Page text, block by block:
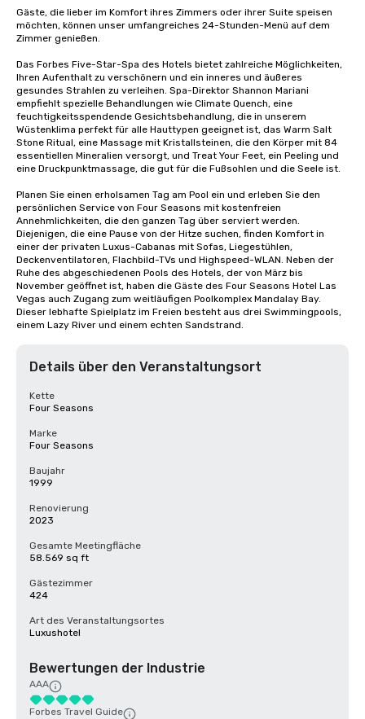
Gäste, die lieber im Komfort ihres Zimmers oder ihrer Suite speisen
möchten, können unser umfangreiches 24-Stunden-Menü auf dem
Zimmer genießen.
Das Forbes Five-Star-Spa des Hotels bietet zahlreiche Möglichkeiten,
Ihren Aufenthalt zu verschönern und ein inneres und äußeres
gesundes Strahlen zu verleihen. Spa-Direktor Shannon Mariani
empfiehlt spezielle Behandlungen wie Climate Quench, eine
feuchtigkeitsspendende Gesichtsbehandlung, die in unserem
Wüstenklima perfekt für alle Hauttypen geeignet ist, das Warm Salt
Stone Ritual, eine Massage mit Kristallsteinen, die den Körper mit 84
essentiellen Mineralien versorgt, und Treat Your Feet, ein Peeling und
eine Druckpunktmassage, die gut für die Fußsohlen und die Seele ist.
Planen Sie einen erholsamen Tag am Pool ein und erleben Sie den
persönlichen Service von Four Seasons mit kostenfreien
Annehmlichkeiten, die den ganzen Tag über serviert werden.
Diejenigen, die eine Pause von der Hitze suchen, finden Komfort in
einer der privaten Luxus-Cabanas mit Sofas, Liegestühlen,
Deckenventilatoren, Flachbild-TVs und Highspeed-WLAN. Neben der
Ruhe des abgeschiedenen Pools des Hotels, der von März bis
November geöffnet ist, haben die Gäste des Four Seasons Hotel Las
Vegas auch Zugang zum weitläufigen Poolkomplex Mandalay Bay.
Dieser lebhafte Spielplatz im Freien besteht aus drei Swimmingpools,
einem Lazy River und einem echten Sandstrand.
Details über den Veranstaltungsort
Kette
Four Seasons
Marke
Four Seasons
Baujahr
1999
Renovierung
2023
Gesamte Meetingfläche
58.569 sq ft
Gästezimmer
424
Art des Veranstaltungsortes
Luxushotel
Bewertungen der Industrie
AAA
Forbes Travel Guide